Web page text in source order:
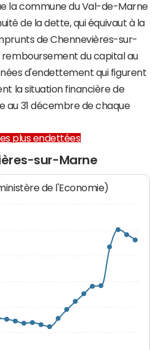
la commune du Val-de-Marne
de la dette, qui équivaut à la
de Chennevières-sur-
du capital au
d'endettement qui figurent
la situation financière de
au 31 décembre de chaque
plus endettées
sur-Marne
de l'Economie)